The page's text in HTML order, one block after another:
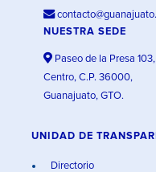
NUESTRA SEDE
Paseo de la Presa 103,
Centro, C.P. 36000,
Guanajuato, GTO.
UNIDAD DE
Directorio